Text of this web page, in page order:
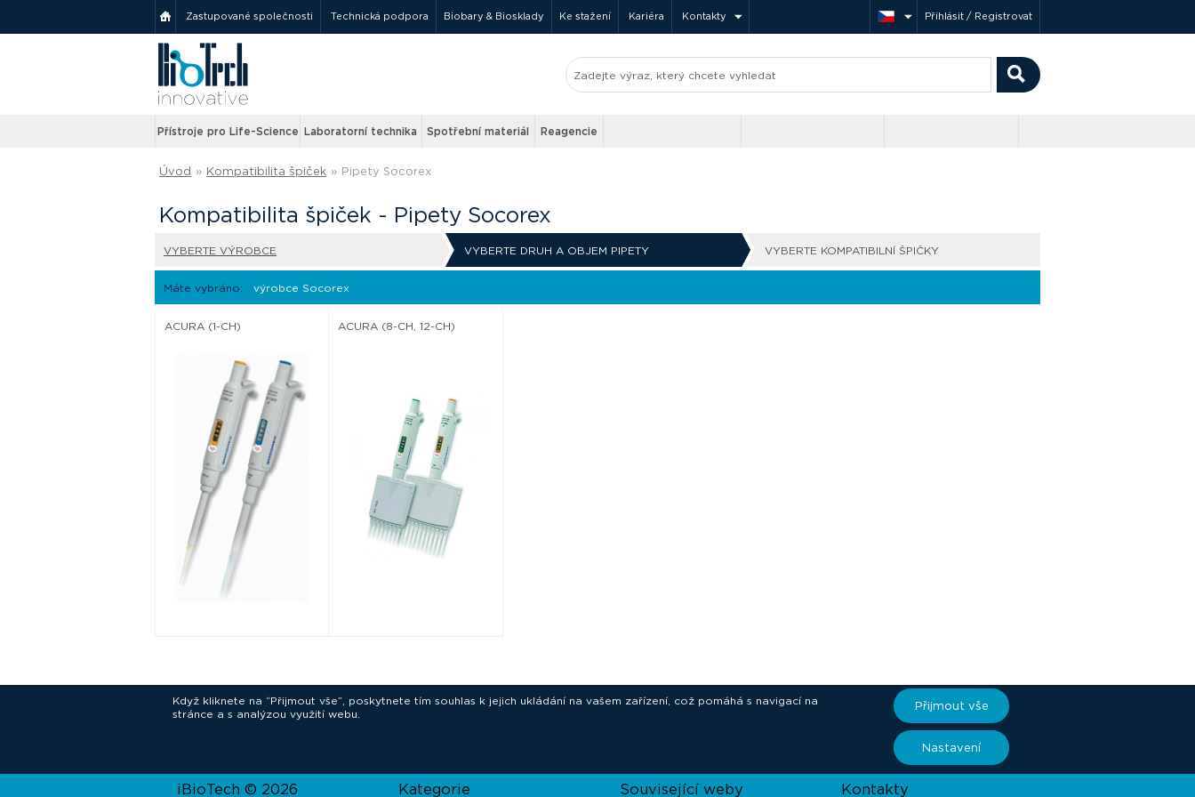
Zastupované společnosti Technická podpora Biobary & Biosklady Ke stažení Kariéra Kontakty Přihlásit / Registrovat
Přístroje pro Life-Science Laboratorní technika Spotřební materiál Reagencie
Úvod » Kompatibilita špiček » Pipety Socorex
Kompatibilita špiček - Pipety Socorex
VYBERTE VÝROBCE VYBERTE DRUH A OBJEM PIPETY VYBERTE KOMPATIBILNÍ ŠPIČKY
Máte vybráno: výrobce Socorex
ACURA (1-CH) ACURA (8-CH, 12-CH)
Když kliknete na “Přijmout vše”, poskytnete tím souhlas k jejich ukládání na vašem zařízení, což pomáhá s navigací na
stránce a s analýzou využití webu.
Přijmout vše
Nastavení
iBioTech © 2026 Kategorie Související weby Kontakty